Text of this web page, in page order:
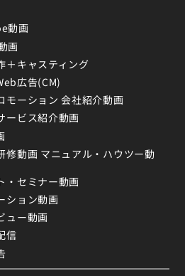
動画
画
＋キャスティング
広告(CM)
モーション 会社紹介動画
ービス紹介動画
修動画 マニュアル・ハウツー動
・セミナー動画
ション動画
ュー動画
信